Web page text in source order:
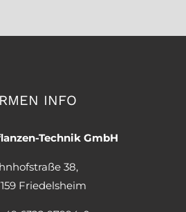
INFO
Technik GmbH
38,
Friedelsheim